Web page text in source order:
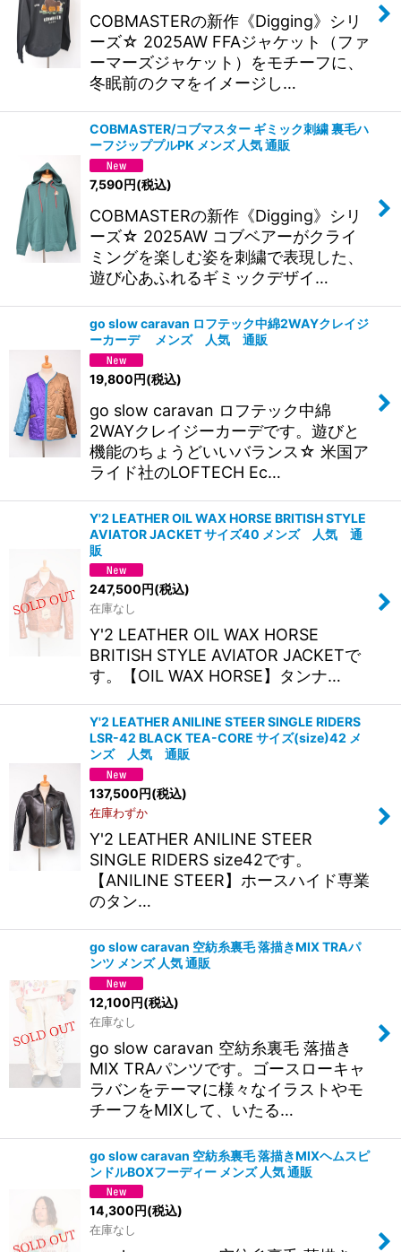
COBMASTERの新作《Digging》シリ
ーズ☆ 2025AW FFAジャケット（ファ
ーマーズジャケット）をモチーフに、
冬眠前のクマをイメージし…
COBMASTER/コブマスター ギミック刺繍 裏毛ハ
ーフジッププルPK メンズ 人気 通販
7,590円(税込)
COBMASTERの新作《Digging》シリ
ーズ☆ 2025AW コブベアーがクライ
ミングを楽しむ姿を刺繍で表現した、
遊び心あふれるギミックデザイ…
go slow caravan ロフテック中綿2WAYクレイジ
ーカーデ メンズ 人気 通販
19,800円(税込)
go slow caravan ロフテック中綿
2WAYクレイジーカーデです。遊びと
機能のちょうどいいバランス☆ 米国ア
ライド社のLOFTECH Ec…
Y'2 LEATHER OIL WAX HORSE BRITISH STYLE
AVIATOR JACKET サイズ40 メンズ 人気 通
販
247,500円(税込)
在庫なし
Y'2 LEATHER OIL WAX HORSE
BRITISH STYLE AVIATOR JACKETで
す。【OIL WAX HORSE】タンナ…
Y'2 LEATHER ANILINE STEER SINGLE RIDERS
LSR-42 BLACK TEA-CORE サイズ(size)42 メ
ンズ 人気 通販
137,500円(税込)
在庫わずか
Y'2 LEATHER ANILINE STEER
SINGLE RIDERS size42です。
【ANILINE STEER】ホースハイド専業
のタン…
go slow caravan 空紡糸裏毛 落描きMIX TRAパ
ンツ メンズ 人気 通販
12,100円(税込)
在庫なし
go slow caravan 空紡糸裏毛 落描き
MIX TRAパンツです。ゴースローキャ
ラバンをテーマに様々なイラストやモ
チーフをMIXして、いたる…
go slow caravan 空紡糸裏毛 落描きMIXヘムスピ
ンドルBOXフーディー メンズ 人気 通販
14,300円(税込)
在庫なし